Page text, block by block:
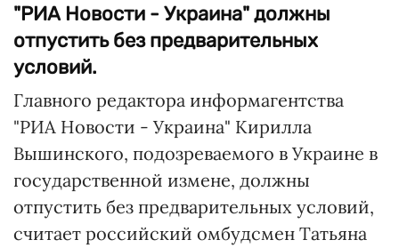
"РИА Новости - Украина" должны
отпустить без предварительных
условий.
Главного редактора информагентства
"РИА Новости - Украина" Кирилла
Вышинского, подозреваемого в Украине в
государственной измене, должны
отпустить без предварительных условий,
считает российский омбудсмен Татьяна